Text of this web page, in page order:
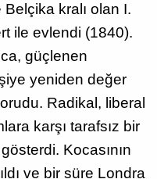
Belçika kralı olan I.
ile evlendi (1840).
güçlenen
yeniden değer
Radikal, liberal
karşı tarafsız bir
Kocasının
ve bir süre Londra